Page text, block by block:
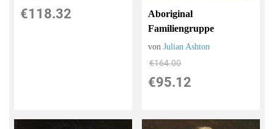
€118.32
Aboriginal
Familiengruppe
vonJulian Ashton
€164.00
€95.12